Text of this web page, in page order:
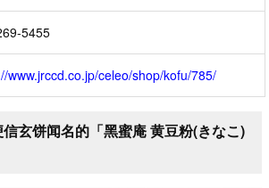
5455
www.jrccd.co.jp/celeo/shop/kofu/785/
玄饼闻名的「黑蜜庵 黄豆粉(きなこ)